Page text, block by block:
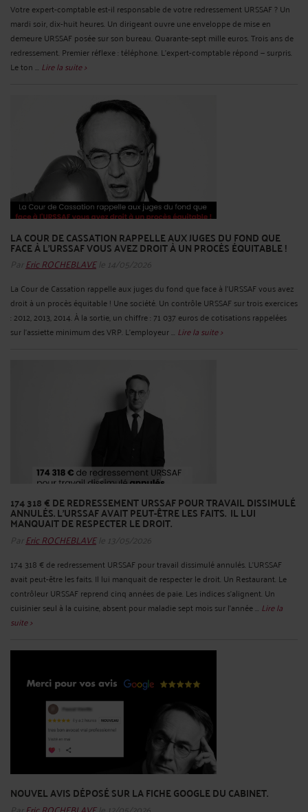
Votre expert-comptable est-il responsable de votre redressement URSSAF ? Un
mardi soir, dix-huit heures. Un dirigeant ouvre une enveloppe de mise en
demeure URSSAF posée sur son bureau. Quarante-sept mille euros. Trois ans de
redressement. Premier réflexe : téléphone. L'expert-comptable répond — surpris.
Le ton ... Lire la suite >
LA COUR DE CASSATION RAPPELLE AUX JUGES DU FOND QUE
FACE À L'URSSAF VOUS AVEZ DROIT À UN PROCÈS ÉQUITABLE !
Par Eric ROCHEBLAVEle 14/05/2026
La Cour de Cassation rappelle aux juges du fond que face à l'URSSAF vous avez
droit à un procès équitable ! Une société. Un contrôle URSSAF sur trois exercices
: 2012, 2013, 2014. À la sortie, un chiffre : 71 037 euros de cotisations rappelées
sur l'assiette minimum des VRP. L'employeur ... Lire la suite >
174 318 € DE REDRESSEMENT URSSAF POUR TRAVAIL DISSIMULÉ
ANNULÉS. L'URSSAF AVAIT PEUT-ÊTRE LES FAITS. IL LUI
MANQUAIT DE RESPECTER LE DROIT.
Par Eric ROCHEBLAVEle 13/05/2026
174 318 € de redressement URSSAF pour travail dissimulé annulés. L'URSSAF
avait peut-être les faits. Il lui manquait de respecter le droit. Un Restaurant. Le
contrôleur URSSAF reprend cinq années de paie. Les indices s'alignent. Un
cuisinier seul à la cuisine, absent pour maladie sept mois sur l'année ... Lire la
suite >
NOUVEL AVIS DÉPOSÉ SUR LA FICHE GOOGLE DU CABINET.